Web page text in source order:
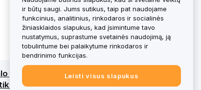
Išsamesnę apžvalgą rasi
bybit.eu pasiūlymai nepatenka į
ir būtų saugi. Jums sutikus, taip pat naudojame
funkcinius, analitinius, rinkodaros ir socialinės
žiniasklaidos slapukus, kad įsimintume tavo
nustatymus, suprastume svetainės naudojimą, ją
tobulintume bei palaikytume rinkodaros ir
bendrinimo funkcijas.
Leisti visus slapukus